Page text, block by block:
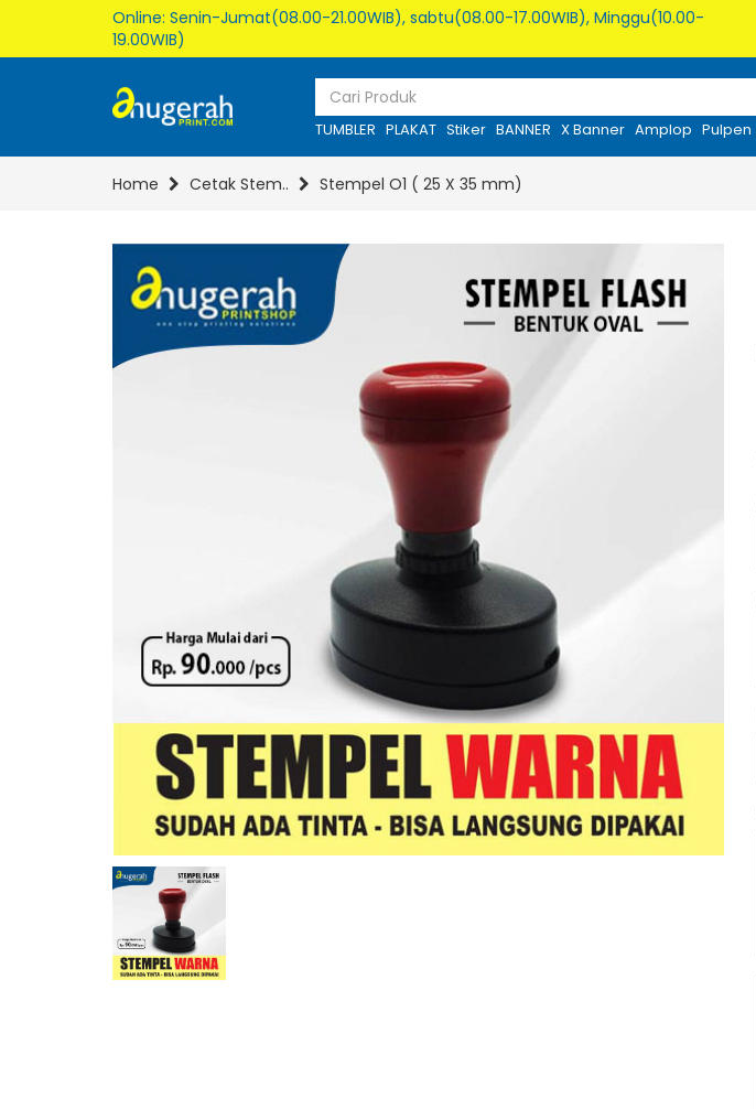
Online: Senin-Jumat(08.00-21.00WIB), sabtu(08.00-17.00WIB), Minggu(10.00-
19.00WIB)
TUMBLER PLAKAT Stiker BANNER X Banner Amplop Pulpen
Home Cetak Stem.. Stempel O1 ( 25 X 35 mm)